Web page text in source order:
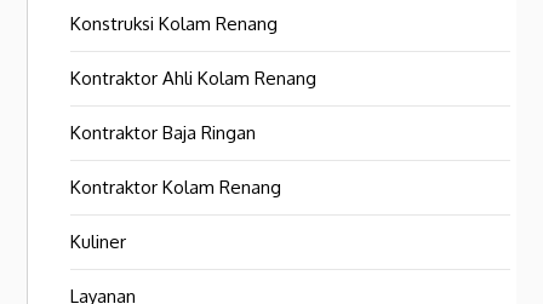
Konstruksi Kolam Renang
Kontraktor Ahli Kolam Renang
Kontraktor Baja Ringan
Kontraktor Kolam Renang
Kuliner
Layanan